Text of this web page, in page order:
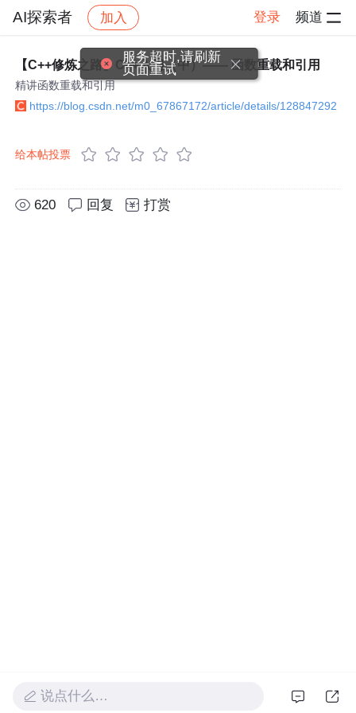
AI探索者 加入 登录 频道
社区 AI探索者 帖子详情
【C++修炼之路】C++入门（中）—— 函数重载和引用
精讲函数重载和引用
https://blog.csdn.net/m0_67867172/article/details/128847292
给本帖投票
620 回复 打赏
说点什么…
服务超时,请刷新
页面重试